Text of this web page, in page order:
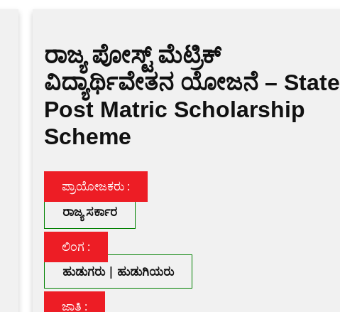
ರಾಜ್ಯ ಪೋಸ್ಟ್ ಮೆಟ್ರಿಕ್
ವಿದ್ಯಾರ್ಥಿವೇತನ ಯೋಜನೆ – State
Post Matric Scholarship
Scheme
ಪ್ರಾಯೋಜಕರು :
ರಾಜ್ಯ ಸರ್ಕಾರ
ಲಿಂಗ :
ಹುಡುಗರು | ಹುಡುಗಿಯರು
ಜಾತಿ :